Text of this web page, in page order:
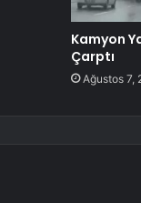
Kamyon
Çarptı
Ağustos 7,